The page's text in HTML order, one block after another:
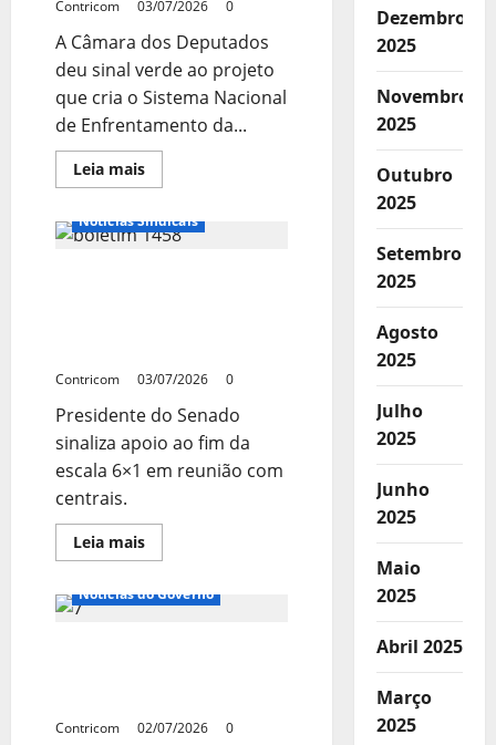
Contricom 03/07/2026 0
A Câmara dos Deputados
deu sinal verde ao projeto
que cria o Sistema Nacional
de Enfrentamento da...
Leia maisLeia
mais
que
organiza
avança
Câmara
Notícias de Entidades
Notícias Sindicais
Contricom 03/07/2026 0
Presidente do Senado
sinaliza apoio ao fim da
escala 6×1 em reunião com
centrais.
Leia maisLeia
mais
do
6×1
Notícias de Entidades
Notícias do Governo
Contricom 02/07/2026 0
Dezembro
2025
Novembro
2025
Outubro
2025
Setembro
2025
Agosto
2025
Julho
2025
Junho
2025
Maio
2025
Abril 2025
Março
2025